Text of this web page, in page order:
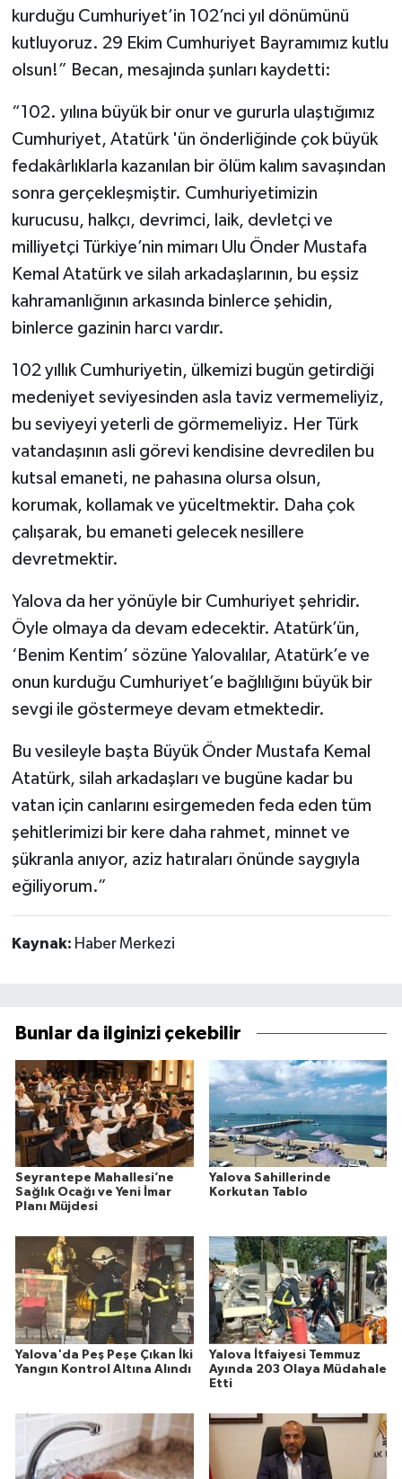
kurduğu Cumhuriyet’in 102’nci yıl dönümünü
kutluyoruz. 29 Ekim Cumhuriyet Bayramımız kutlu
olsun!” Becan, mesajında şunları kaydetti:
“102. yılına büyük bir onur ve gururla ulaştığımız
Cumhuriyet, Atatürk 'ün önderliğinde çok büyük
fedakârlıklarla kazanılan bir ölüm kalım savaşından
sonra gerçekleşmiştir. Cumhuriyetimizin
kurucusu, halkçı, devrimci, laik, devletçi ve
milliyetçi Türkiye’nin mimarı Ulu Önder Mustafa
Kemal Atatürk ve silah arkadaşlarının, bu eşsiz
kahramanlığının arkasında binlerce şehidin,
binlerce gazinin harcı vardır.
102 yıllık Cumhuriyetin, ülkemizi bugün getirdiği
medeniyet seviyesinden asla taviz vermemeliyiz,
bu seviyeyi yeterli de görmemeliyiz. Her Türk
vatandaşının asli görevi kendisine devredilen bu
kutsal emaneti, ne pahasına olursa olsun,
korumak, kollamak ve yüceltmektir. Daha çok
çalışarak, bu emaneti gelecek nesillere
devretmektir.
Yalova da her yönüyle bir Cumhuriyet şehridir.
Öyle olmaya da devam edecektir. Atatürk’ün,
‘Benim Kentim’ sözüne Yalovalılar, Atatürk’e ve
onun kurduğu Cumhuriyet’e bağlılığını büyük bir
sevgi ile göstermeye devam etmektedir.
Bu vesileyle başta Büyük Önder Mustafa Kemal
Atatürk, silah arkadaşları ve bugüne kadar bu
vatan için canlarını esirgemeden feda eden tüm
şehitlerimizi bir kere daha rahmet, minnet ve
şükranla anıyor, aziz hatıraları önünde saygıyla
eğiliyorum.”
Kaynak: Haber Merkezi
Bunlar da ilginizi çekebilir
Seyrantepe Mahallesi’ne
Sağlık Ocağı ve Yeni İmar
Planı Müjdesi
Yalova Sahillerinde
Korkutan Tablo
Yalova'da Peş Peşe Çıkan İki
Yangın Kontrol Altına Alındı
Yalova İtfaiyesi Temmuz
Ayında 203 Olaya Müdahale
Etti